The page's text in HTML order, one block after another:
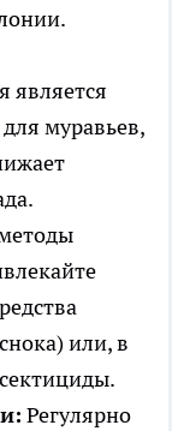
является
муравьев,
или, в
Регулярно